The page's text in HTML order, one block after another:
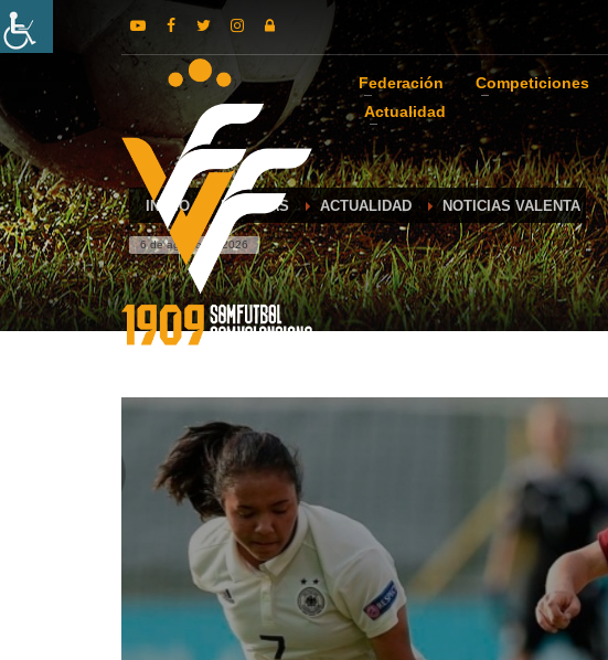
Federación Competiciones
Actualidad
INICIO NOTICIAS ACTUALIDAD NOTICIAS VALENTA
6 de agosto de 2026